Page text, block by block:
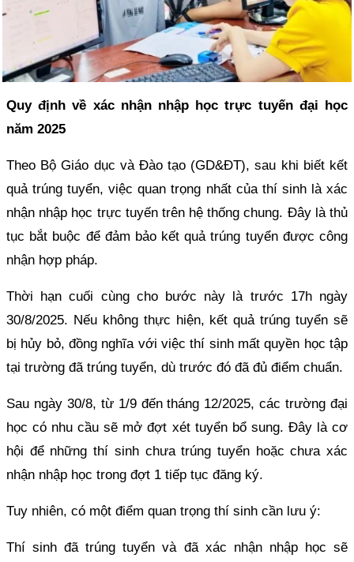
Quy định về xác nhận nhập học trực tuyến đại học
năm 2025
Theo Bộ Giáo dục và Đào tạo (GD&ĐT), sau khi biết kết
quả trúng tuyển, việc quan trọng nhất của thí sinh là xác
nhận nhập học trực tuyến trên hệ thống chung. Đây là thủ
tục bắt buộc để đảm bảo kết quả trúng tuyển được công
nhận hợp pháp.
Thời hạn cuối cùng cho bước này là trước 17h ngày
30/8/2025. Nếu không thực hiện, kết quả trúng tuyển sẽ
bị hủy bỏ, đồng nghĩa với việc thí sinh mất quyền học tập
tại trường đã trúng tuyển, dù trước đó đã đủ điểm chuẩn.
Sau ngày 30/8, từ 1/9 đến tháng 12/2025, các trường đại
học có nhu cầu sẽ mở đợt xét tuyển bổ sung. Đây là cơ
hội để những thí sinh chưa trúng tuyển hoặc chưa xác
nhận nhập học trong đợt 1 tiếp tục đăng ký.
Tuy nhiên, có một điểm quan trọng thí sinh cần lưu ý:
Thí sinh đã trúng tuyển và đã xác nhận nhập học sẽ